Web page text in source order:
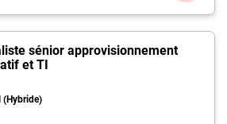
sénior approvisionnement
et TI
(Hybride)